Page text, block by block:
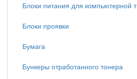
Блоки питания для компьютерной т
Блоки проявки
Бумага
Бункеры отработанного тонера